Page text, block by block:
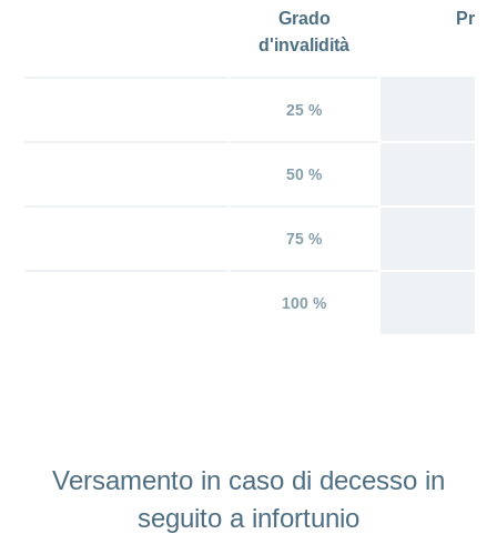
Grado
d'invalidità
25 %
50 %
75 %
100 %
Versamento in caso di decesso in
seguito a infortunio